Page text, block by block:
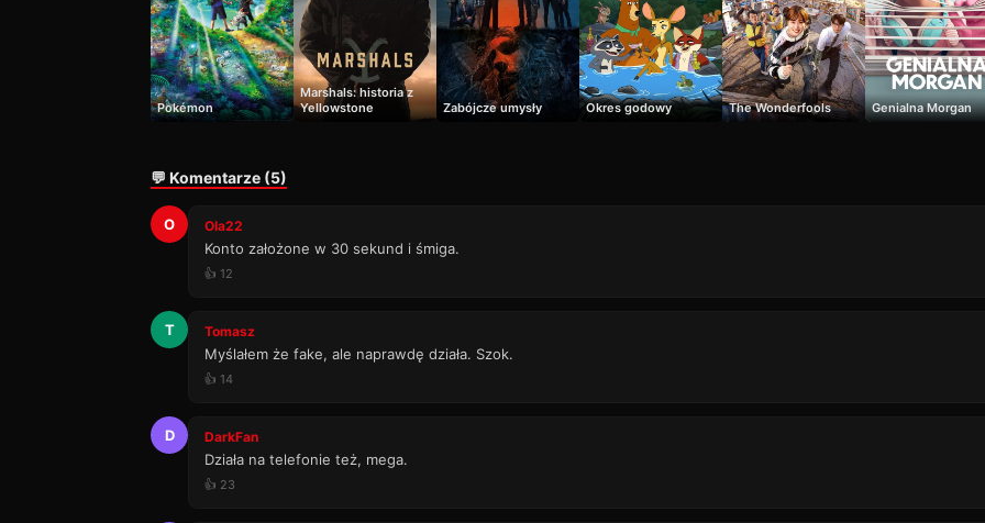
Pokémon
Marshals: historia z
Yellowstone
Zabójcze umysły Okres godowy The Wonderfools Genialna Morgan
💬 Komentarze (5)
O Ola22
Konto założone w 30 sekund i śmiga.
👍 12
T Tomasz
Myślałem że fake, ale naprawdę działa. Szok.
👍 14
D DarkFan
Działa na telefonie też, mega.
👍 23